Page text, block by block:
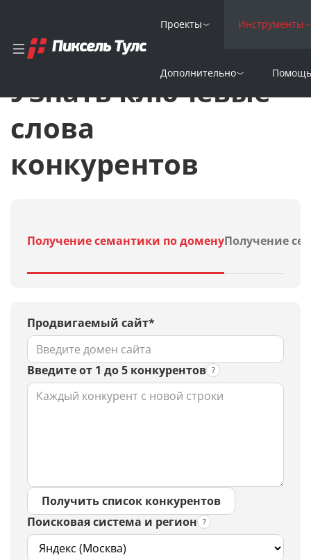
Проекты Инструменты
Дополнительно Помощь
Узнать ключевые
слова
конкурентов
Получение семантики по доменуПолучение
Продвигаемый сайт*
Введите от 1 до 5 конкурентов
Получить список конкурентов
Поисковая система и регион